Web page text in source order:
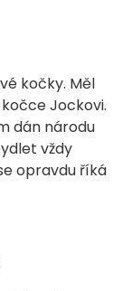
kočky. Měl
Jockovi.
dán národu
vždy
opravdu říká